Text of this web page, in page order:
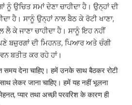
ਉਚਿਤ ਸਮਾਂ ਦੇਣਾ ਚਾਹੀਦਾ ਹੈ। ਉਨ੍ਹਾਂ ਦੀ
ਹੈ। ਸਾਨੂੰ ਉਨ੍ਹਾਂ ਨਾਲ ਬੈਠ ਕੇ ਰੋਟੀ ਖਾਣਾ,
ਕੇ ਜਾਣਾ ਚਾਹੀਦਾ ਹੈ। ਸਾਨੂੰ ਇਹ ਨਹੀਂ
ਬਜ਼ੁਰਗਾਂ ਦੀ ਮਿਹਨਤ, ਪਿਆਰ ਅਤੇ ਚੰਗੀ
ਬਤੀਤ ਕਰ ਰਹੇ ਹਾਂ।
समय देना चाहिए। हमें उनके साथ बैठकर रोटी
लेकर जाना चाहिए। हमें यह नहीं भूलना
प्यार तथा अच्छी परवरिश के कारण ही